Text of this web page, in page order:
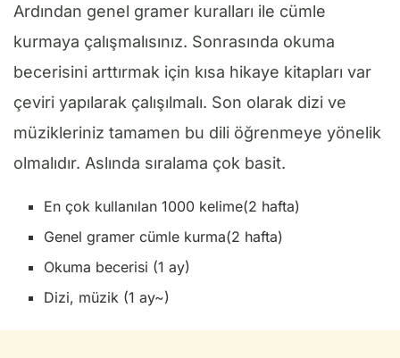
Ardından genel gramer kuralları ile cümle
kurmaya çalışmalısınız. Sonrasında okuma
becerisini arttırmak için kısa hikaye kitapları var
çeviri yapılarak çalışılmalı. Son olarak dizi ve
müzikleriniz tamamen bu dili öğrenmeye yönelik
olmalıdır. Aslında sıralama çok basit.
En çok kullanılan 1000 kelime(2 hafta)
Genel gramer cümle kurma(2 hafta)
Okuma becerisi (1 ay)
Dizi, müzik (1 ay~)